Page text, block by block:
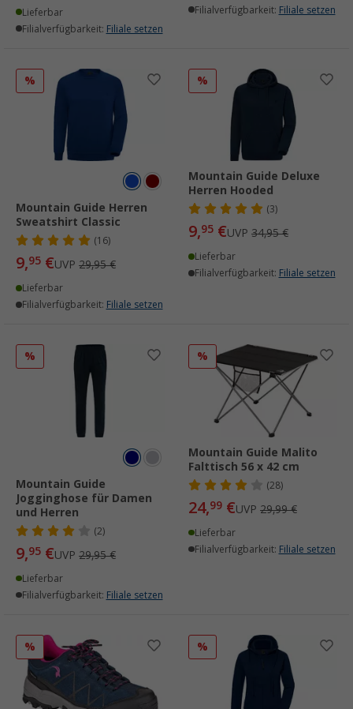
Lieferbar
Filialverfügbarkeit: Filiale setzen
Filialverfügbarkeit: Filiale setzen
%
Mountain Guide Herren
Sweatshirt Classic
(16)
9,95 €UVP 29,95 €
Lieferbar
Filialverfügbarkeit: Filiale setzen
%
Mountain Guide Deluxe
Herren Hooded
(3)
9,95 €UVP 34,95 €
Lieferbar
Filialverfügbarkeit: Filiale setzen
%
Mountain Guide
Jogginghose für Damen
und Herren
(2)
9,95 €UVP 29,95 €
Lieferbar
Filialverfügbarkeit: Filiale setzen
%
Mountain Guide Malito
Falttisch 56 x 42 cm
(28)
24,99 €UVP 29,99 €
Lieferbar
Filialverfügbarkeit: Filiale setzen
% %